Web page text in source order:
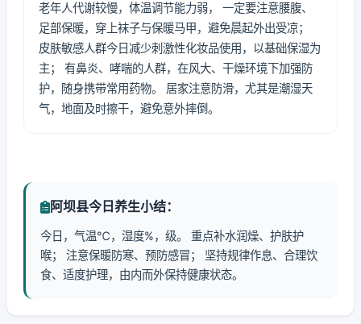
老年人代谢较慢，体温调节能力弱， 一定要注意腰腹、
足部保暖，穿上袜子与保暖马甲，避免晨起外出受凉；
皮肤敏感人群今日减少刺激性化妆品使用，以基础保湿为
主； 有鼻炎、哮喘的人群，在风大、干燥环境下加强防
护，随身携带常用药物。 居家注意防滑，尤其是潮湿天
气，地面及时擦干，避免意外摔倒。
阿坝县今日养生小结：
今日，气温℃，湿度%，级。 重点补水润燥、护肤护
喉； 注意保暖防寒、预防感冒； 坚持规律作息、合理饮
食、适度护理，由内而外保持健康状态。